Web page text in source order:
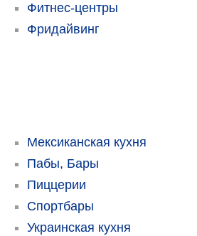
Фитнес-центры
Фридайвинг
Мексиканская кухня
Пабы, Бары
Пиццерии
Спортбары
Украинская кухня